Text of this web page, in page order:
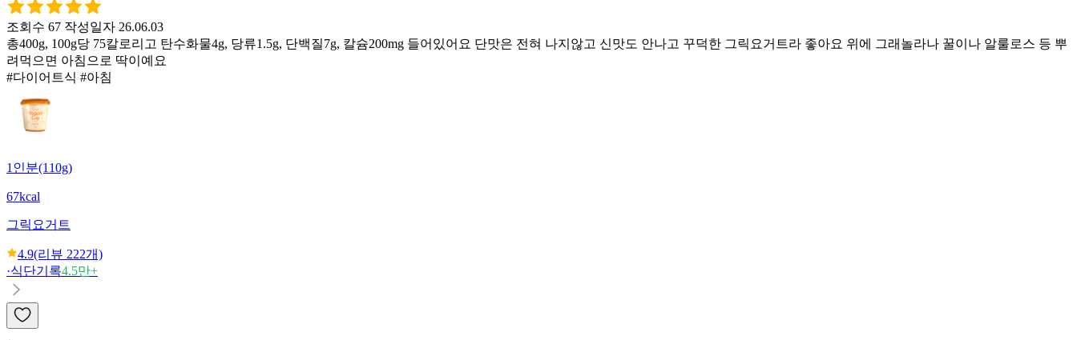
조회수 67 작성일자 26.06.03
총400g, 100g당 75칼로리고 탄수화물4g, 당류1.5g, 단백질7g, 칼슘200mg 들어있어요 단맛은 전혀 나지않고 신맛도 안나고 꾸덕한 그릭요거트라 좋아요 위에 그래놀라나 꿀이나 알룰로스 등 뿌
려먹으면 아침으로 딱이예요
#다이어트식 #아침
1인분(110g)
67kcal
그릭요거트
4.9(리뷰 222개)
·식단기록4.5만+